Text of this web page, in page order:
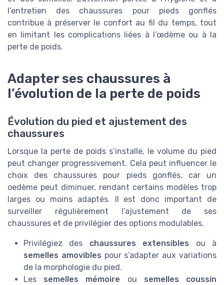
l’entretien des chaussures pour pieds gonflés
contribue à préserver le confort au fil du temps, tout
en limitant les complications liées à l’œdème ou à la
perte de poids.
Adapter ses chaussures à
l’évolution de la perte de poids
Évolution du pied et ajustement des
chaussures
Lorsque la perte de poids s’installe, le volume du pied
peut changer progressivement. Cela peut influencer le
choix des chaussures pour pieds gonflés, car un
oedème peut diminuer, rendant certains modèles trop
larges ou moins adaptés. Il est donc important de
surveiller régulièrement l’ajustement de ses
chaussures et de privilégier des options modulables.
Privilégiez des chaussures extensibles ou à
semelles amovibles pour s’adapter aux variations
de la morphologie du pied.
Les semelles mémoire ou semelles coussin